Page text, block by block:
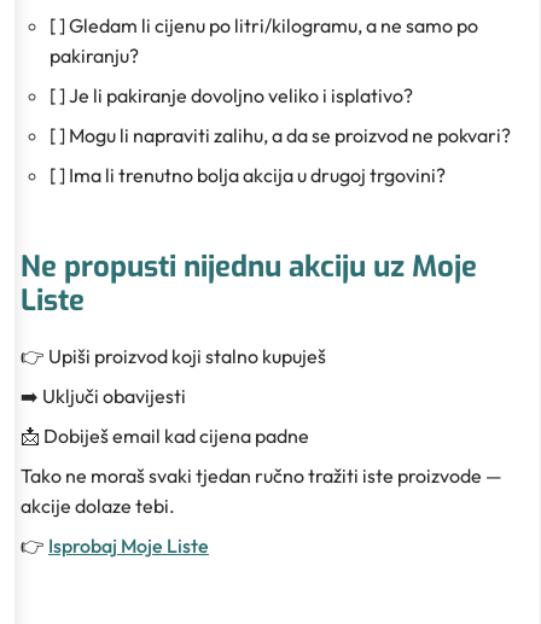
[ ] Gledam li cijenu po litri/kilogramu, a ne samo po
pakiranju?
[ ] Je li pakiranje dovoljno veliko i isplativo?
[ ] Mogu li napraviti zalihu, a da se proizvod ne pokvari?
[ ] Ima li trenutno bolja akcija u drugoj trgovini?
Ne propusti nijednu akciju uz Moje
Liste
👉 Upiši proizvod koji stalno kupuješ
➡️ Uključi obavijesti
📩 Dobiješ email kad cijena padne
Tako ne moraš svaki tjedan ručno tražiti iste proizvode —
akcije dolaze tebi.
👉 Isprobaj Moje Liste